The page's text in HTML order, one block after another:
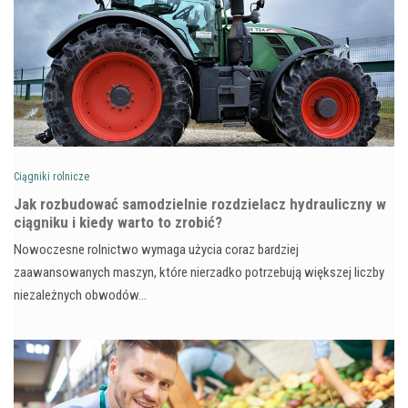
Ciągniki rolnicze
Jak rozbudować samodzielnie rozdzielacz hydrauliczny w
ciągniku i kiedy warto to zrobić?
Nowoczesne rolnictwo wymaga użycia coraz bardziej
zaawansowanych maszyn, które nierzadko potrzebują większej liczby
niezależnych obwodów…